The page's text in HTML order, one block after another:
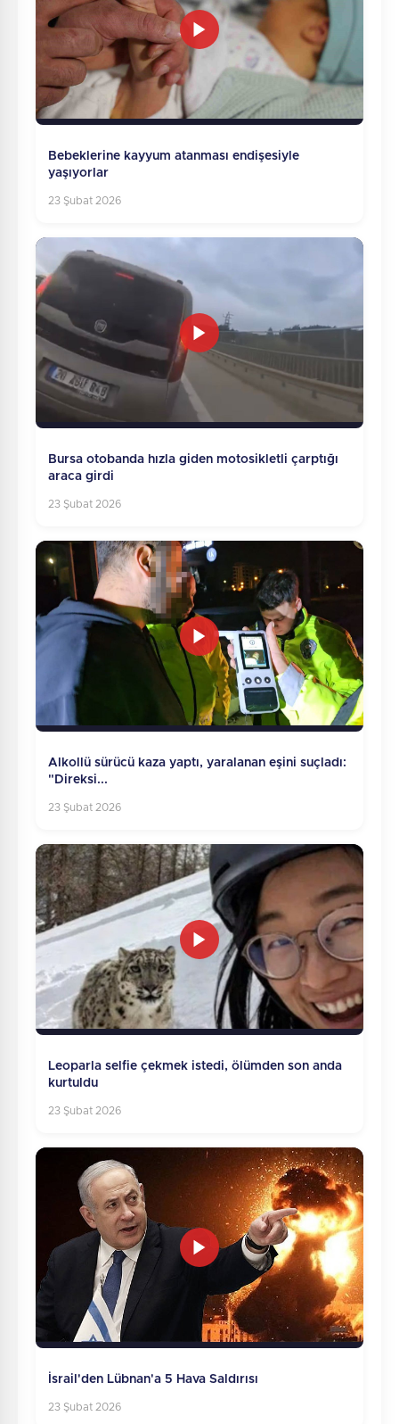
Bebeklerine kayyum atanması endişesiyle
yaşıyorlar
23 Şubat 2026
Bursa otobanda hızla giden motosikletli çarptığı
araca girdi
23 Şubat 2026
Alkollü sürücü kaza yaptı, yaralanan eşini suçladı:
"Direksi...
23 Şubat 2026
Leoparla selfie çekmek istedi, ölümden son anda
kurtuldu
23 Şubat 2026
İsrail'den Lübnan'a 5 Hava Saldırısı
23 Şubat 2026